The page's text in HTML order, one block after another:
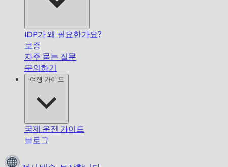
IDP가 왜 필요한가요?
보증
자주 묻는 질문
문의하기
여행 가이드
국제 운전 가이드
블로그